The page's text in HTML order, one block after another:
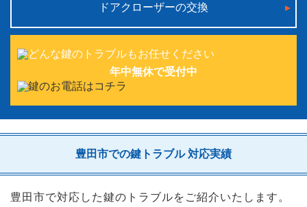
ドアクローザーの交換
年中無休で受付中
豊田市での鍵トラブル 対応実績
豊田市で対応した鍵のトラブルをご紹介いたします。